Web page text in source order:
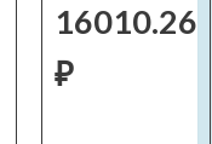
16010.26
₽